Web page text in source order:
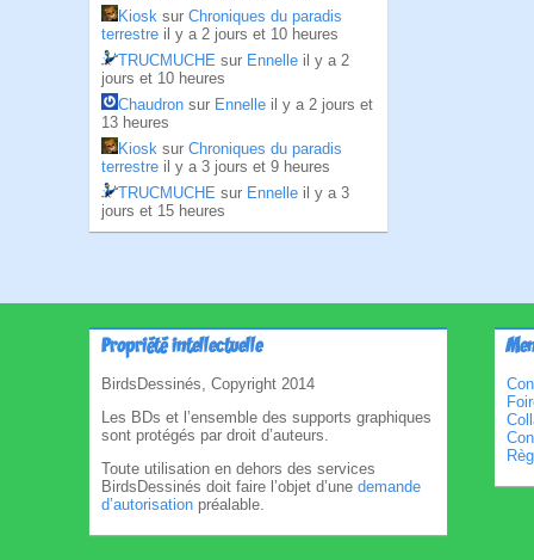
Kiosk sur Chroniques du paradis
terrestre il y a 2 jours et 10 heures
TRUCMUCHE sur Ennelle il y a 2
jours et 10 heures
Chaudron sur Ennelle il y a 2 jours et
13 heures
Kiosk sur Chroniques du paradis
terrestre il y a 3 jours et 9 heures
TRUCMUCHE sur Ennelle il y a 3
jours et 15 heures
Propriété intellectuelle
BirdsDessinés, Copyright 2014
Les BDs et l’ensemble des supports graphiques
sont protégés par droit d’auteurs.
Toute utilisation en dehors des services
BirdsDessinés doit faire l’objet d’une demande
d’autorisation préalable.